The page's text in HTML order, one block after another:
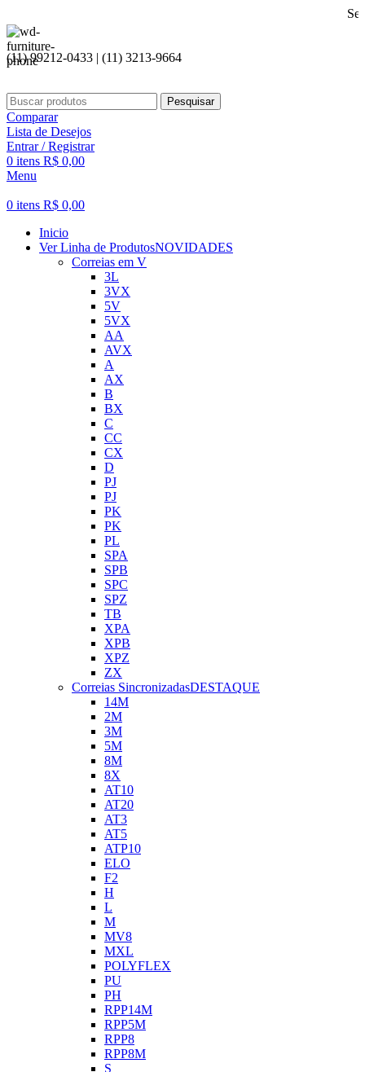
Seja bem
(11) 99212-0433 | (11) 3213-9664
Pesquisar
Comparar
Lista de Desejos
Entrar / Registrar
0 itens R$ 0,00
Menu
0 itens R$ 0,00
Inicio
Ver Linha de ProdutosNOVIDADES
Correias em V
3L
3VX
5V
5VX
AA
AVX
A
AX
B
BX
C
CC
CX
D
PJ
PJ
PK
PK
PL
SPA
SPB
SPC
SPZ
TB
XPA
XPB
XPZ
ZX
Correias SincronizadasDESTAQUE
14M
2M
3M
5M
8M
8X
AT10
AT20
AT3
AT5
ATP10
ELO
F2
H
L
M
MV8
MXL
POLYFLEX
PU
PH
RPP14M
RPP5M
RPP8
RPP8M
S